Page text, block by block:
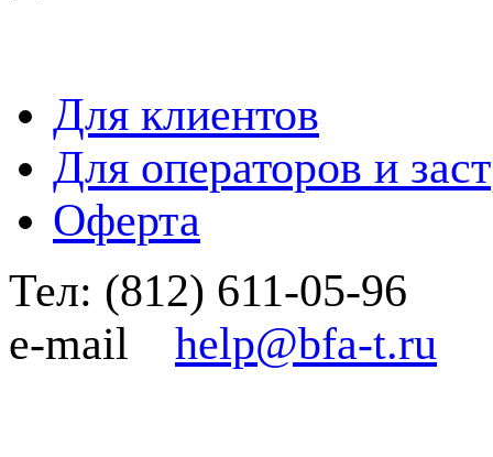
Для клиентов
Для операторов и
Оферта
Тел: (812) 611-05-96
e-mail help@bfa-t.ru